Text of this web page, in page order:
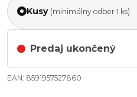
Kusy (minimálny odber 1 ks)
Predaj ukončený
EAN: 8591957527860